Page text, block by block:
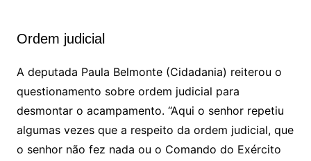
Ordem judicial
A deputada Paula Belmonte (Cidadania) reiterou o
questionamento sobre ordem judicial para
desmontar o acampamento. “Aqui o senhor repetiu
algumas vezes que a respeito da ordem judicial, que
o senhor não fez nada ou o Comando do Exército